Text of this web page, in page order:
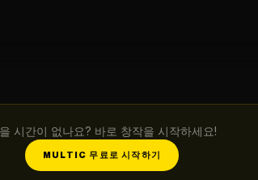
시간이 없나요? 바로 창작을 시작하세요!
MULTIC 무료로 시작하기